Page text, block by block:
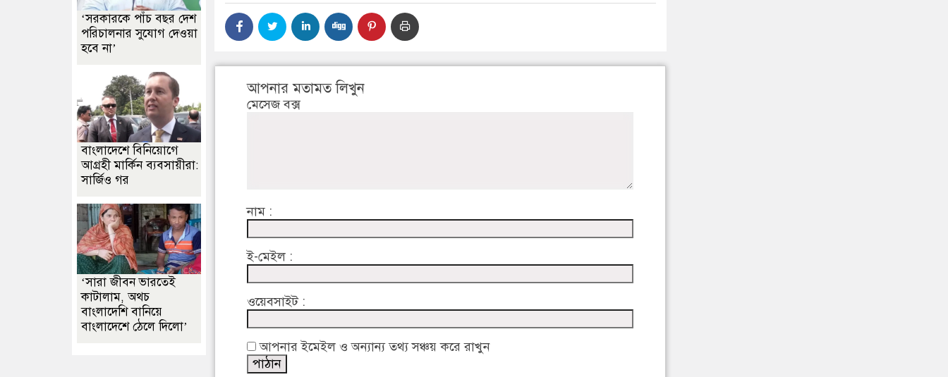
আপনার মতামত লিখুন
মেসেজ বক্স
নাম :
ই-মেইল :
ওয়েবসাইট :
আপনার ইমেইল ও অন্যান্য তথ্য সঞ্চয় করে রাখুন
‘সরকারকে পাঁচ বছর দেশ
পরিচালনার সুযোগ দেওয়া
হবে না’
বাংলাদেশে বিনিয়োগে
আগ্রহী মার্কিন ব্যবসায়ীরা:
সার্জিও গর
‘সারা জীবন ভারতেই
কাটালাম, অথচ
বাংলাদেশি বানিয়ে
বাংলাদেশে ঠেলে দিলো’